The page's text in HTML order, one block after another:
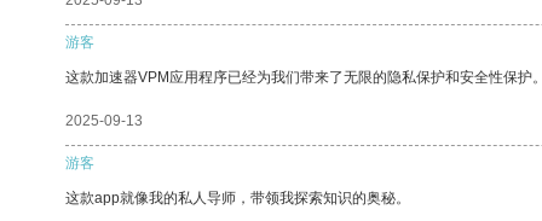
游客
这款加速器VPM应用程序已经为我们带来了无限的隐私保护和安全性保护
2025-09-13
游客
这款app就像我的私人导师，带领我探索知识的奥秘。